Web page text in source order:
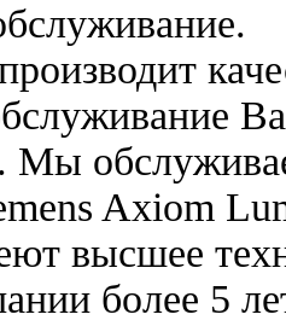
Мы
Axiom
высшее
более 5